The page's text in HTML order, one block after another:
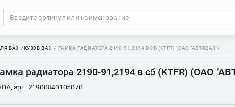
ВАЗ КУЗОВ ВАЗ РАМКА РАДИАТОРА 2190-91,2194 В СБ (KTFR) (ОАО "АВТОВАЗ")
радиатора 2190-91,2194 в сб (KTFR) (ОАО
арт. 21900840105070